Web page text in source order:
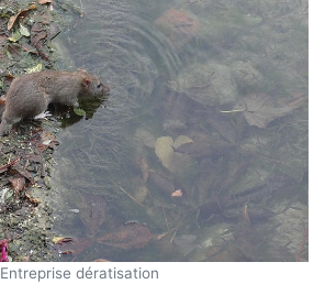
Entreprise dératisation